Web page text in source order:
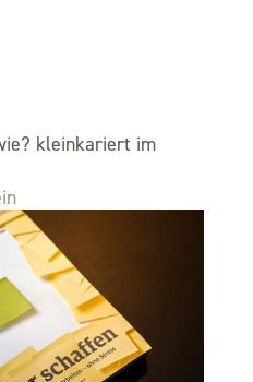
kleinkariert im